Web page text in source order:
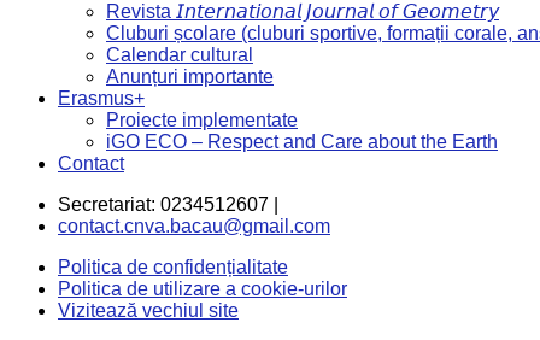
Revista 𝘐𝘯𝘵𝘦𝘳𝘯𝘢𝘵𝘪𝘰𝘯𝘢𝘭 𝘑𝘰𝘶𝘳𝘯𝘢𝘭 𝘰𝘧 𝘎𝘦𝘰𝘮𝘦𝘵𝘳𝘺
Cluburi școlare (cluburi sportive, formații corale,
Calendar cultural
Anunțuri importante
Erasmus+
Proiecte implementate
iGO ECO – Respect and Care about the Earth
Contact
Secretariat: 0234512607 |
contact.cnva.bacau@gmail.com
Politica de confidențialitate
Politica de utilizare a cookie-urilor
Vizitează vechiul site